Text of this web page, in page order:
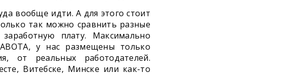
вообще идти. А для этого стоит
так можно сравнить разные
плату. Максимально
у нас размещены только
от реальных работодателей.
Витебске, Минске или как-то